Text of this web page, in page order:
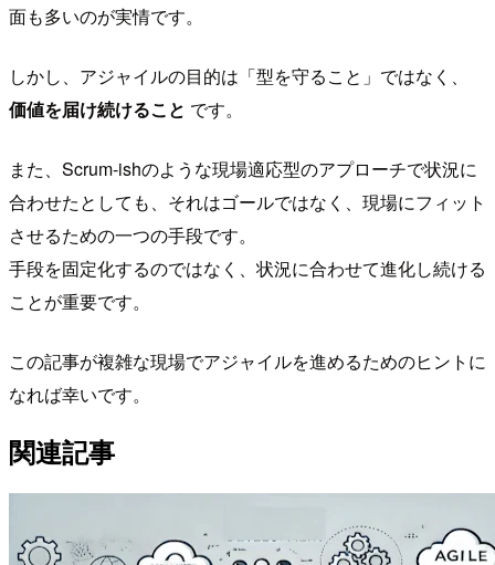
面も多いのが実情です。
しかし、アジャイルの目的は「型を守ること」ではなく、
価値を届け続けること です。
また、Scrum-ishのような現場適応型のアプローチで状況に
合わせたとしても、それはゴールではなく、現場にフィット
させるための一つの手段です。
手段を固定化するのではなく、状況に合わせて進化し続ける
ことが重要です。
この記事が複雑な現場でアジャイルを進めるためのヒントに
なれば幸いです。
関連記事